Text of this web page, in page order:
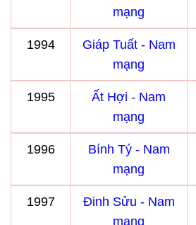
mạng
1994
Giáp Tuất - Nam
mạng
1995
Ất Hợi - Nam
mạng
1996
Bính Tý - Nam
mạng
1997
Đinh Sửu - Nam
mạng